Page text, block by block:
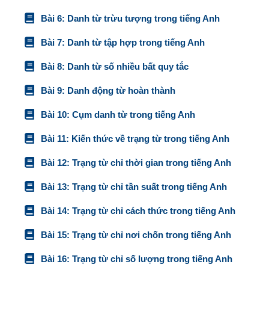
Bài 6: Danh từ trừu tượng trong tiếng Anh
Bài 7: Danh từ tập hợp trong tiếng Anh
Bài 8: Danh từ số nhiều bất quy tắc
Bài 9: Danh động từ hoàn thành
Bài 10: Cụm danh từ trong tiếng Anh
Bài 11: Kiến thức về trạng từ trong tiếng Anh
Bài 12: Trạng từ chỉ thời gian trong tiếng Anh
Bài 13: Trạng từ chỉ tần suất trong tiếng Anh
Bài 14: Trạng từ chỉ cách thức trong tiếng Anh
Bài 15: Trạng từ chỉ nơi chốn trong tiếng Anh
Bài 16: Trạng từ chỉ số lượng trong tiếng Anh